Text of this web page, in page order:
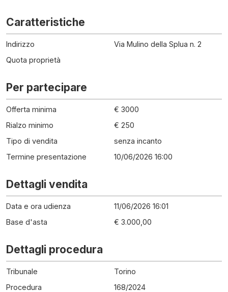
Caratteristiche
Indirizzo
Via Mulino della Splua n. 2
Quota proprietà
Per partecipare
Offerta minima
€ 3000
Rialzo minimo
€ 250
Tipo di vendita
senza incanto
Termine presentazione
10/06/2026 16:00
Dettagli vendita
Data e ora udienza
11/06/2026 16:01
Base d'asta
€ 3.000,00
Dettagli procedura
Tribunale
Torino
Procedura
168/2024